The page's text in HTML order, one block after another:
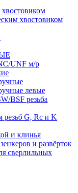
хвостовиком
UNF м/р
левые
BSF резьба
G, Rc и K
и клинья
и развёрток
сверлильных